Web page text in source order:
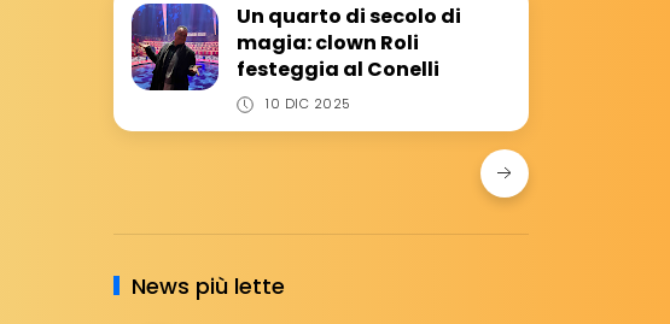
Un quarto di secolo di
magia: clown Roli
festeggia al Conelli
10 DIC 2025
News più lette